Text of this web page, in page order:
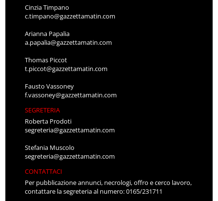
Cinzia Timpano
c.timpano@gazzettamatin.com
Arianna Papalia
a.papalia@gazzettamatin.com
Thomas Piccot
t.piccot@gazzettamatin.com
Fausto Vassoney
f.vassoney@gazzettamatin.com
SEGRETERIA
Roberta Prodoti
segreteria@gazzettamatin.com
Stefania Muscolo
segreteria@gazzettamatin.com
CONTATTACI
Per pubblicazione annunci, necrologi, offro e cerco lavoro,
contattare la segreteria al numero: 0165/231711